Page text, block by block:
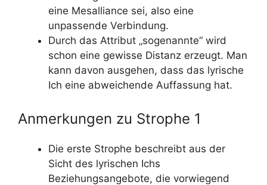
eine Mesalliance sei, also eine
unpassende Verbindung.
Durch das Attribut „sogenannte“ wird
schon eine gewisse Distanz erzeugt. Man
kann davon ausgehen, dass das lyrische
Ich eine abweichende Auffassung hat.
Anmerkungen zu Strophe 1
Die erste Strophe beschreibt aus der
Sicht des lyrischen Ichs
Beziehungsangebote, die vorwiegend